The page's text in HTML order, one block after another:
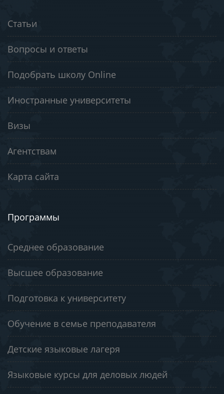
Статьи
Вопросы и ответы
Подобрать школу Online
Иностранные университеты
Визы
Агентствам
Карта сайта
Программы
Среднее образование
Высшее образование
Подготовка к университету
Обучение в семье преподавателя
Детские языковые лагеря
Языковые курсы для деловых людей